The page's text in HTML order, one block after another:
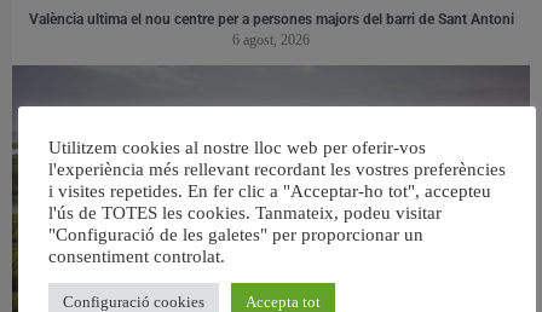
València ultima el nou centre per a persones majors del barri de Sant Antoni
6 agost, 2026
Utilitzem cookies al nostre lloc web per oferir-vos
l'experiència més rellevant recordant les vostres preferències
i visites repetides. En fer clic a "Acceptar-ho tot", accepteu
l'ús de TOTES les cookies. Tanmateix, podeu visitar
"Configuració de les galetes" per proporcionar un
consentiment controlat.
Configuració cookies Accepta tot